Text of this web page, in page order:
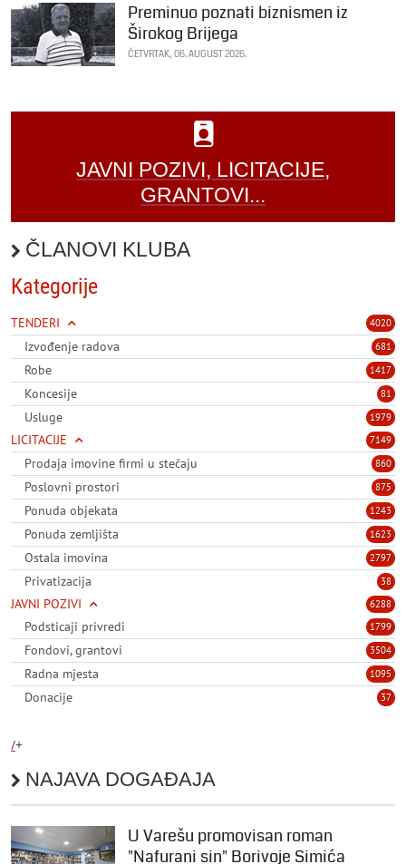
Preminuo poznati biznismen iz
Širokog Brijega
ČETVRTAK, 06. AUGUST 2026.
JAVNI POZIVI, LICITACIJE,
GRANTOVI...
ČLANOVI KLUBA
Kategorije
4020
TENDERI
681
Izvođenje radova
1417
Robe
81
Koncesije
1979
Usluge
7149
LICITACIJE
860
Prodaja imovine firmi u stečaju
875
Poslovni prostori
1243
Ponuda objekata
1623
Ponuda zemljišta
2797
Ostala imovina
38
Privatizacija
6288
JAVNI POZIVI
1799
Podsticaji privredi
3504
Fondovi, grantovi
1095
Radna mjesta
37
Donacije
/+
NAJAVA DOGAĐAJA
U Varešu promovisan roman
"Nafurani sin" Borivoje Simića